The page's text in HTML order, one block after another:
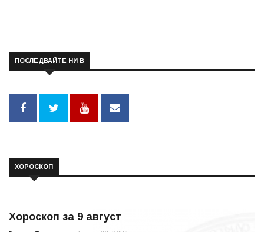
ПОСЛЕДВАЙТЕ НИ В
ХОРОСКОП
Хороскоп за 9 август